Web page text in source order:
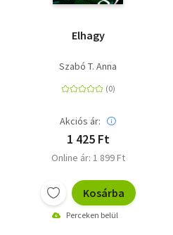
Elhagy
Szabó T. Anna
Akciós ár:
1 425 Ft
Online ár: 1 899 Ft
Kosárba
Perceken belül